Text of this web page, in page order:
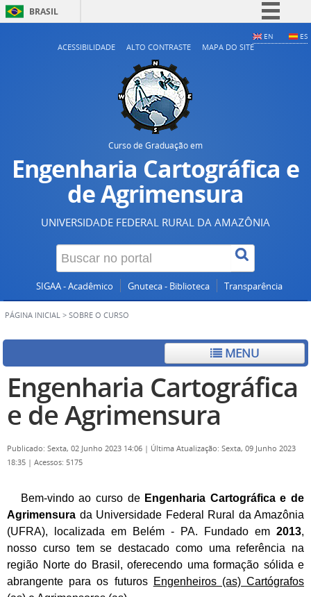
BRASIL
Acesso à informação
EN ES
ACESSIBILIDADE ALTO CONTRASTE MAPA DO SITE
Curso de Graduação em
Engenharia Cartográfica e
de Agrimensura
UNIVERSIDADE FEDERAL RURAL DA AMAZÔNIA
SIGAA - Acadêmico Gnuteca - Biblioteca Transparência
PÁGINA INICIAL > SOBRE O CURSO
MENU
Engenharia Cartográfica
e de Agrimensura
Publicado: Sexta, 02 Junho 2023 14:06 | Última Atualização: Sexta, 09 Junho 2023
18:35 | Acessos: 5175
Bem-vindo ao curso de Engenharia Cartográfica e de
Agrimensura da Universidade Federal Rural da Amazônia
(UFRA), localizada em Belém - PA. Fundado em 2013,
nosso curso tem se destacado como uma referência na
região Norte do Brasil, oferecendo uma formação sólida e
abrangente para os futuros Engenheiros (as) Cartógrafos